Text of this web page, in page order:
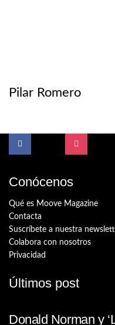
Pilar Romero
Conócenos
Qué es Moove Magazine
Contacta
Suscríbete a nuestra
Colabora con nosotros
Privacidad
Últimos post
Donald Norman y